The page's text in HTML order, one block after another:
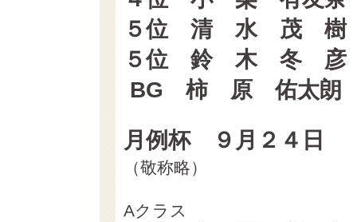
５位 清 水 茂
５位 鈴 木 冬
BG 柿 原 佑太
月例杯 ９月２４日
（敬称略） （
Aクラス